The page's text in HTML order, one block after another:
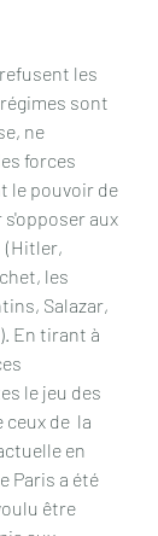
les
sont
ne
forces
le pouvoir de
aux
(Hitler,
les
Salazar,
En tirant à
le jeu des
de  la
en
Paris a été
être